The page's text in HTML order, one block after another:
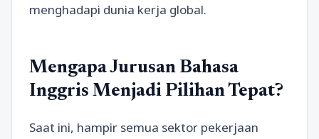
menghadapi dunia kerja global.
Mengapa Jurusan Bahasa
Inggris Menjadi Pilihan Tepat?
Saat ini, hampir semua sektor pekerjaan